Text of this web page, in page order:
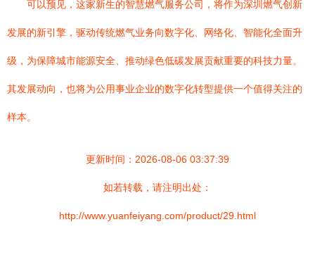
可以预见，这家新生的智慧燃气服务公司，将作为深圳燃气创新
发展的新引擎，驱动传统燃气业务向数字化、网络化、智能化全面升
级，为保障城市能源安全、推动绿色低碳发展贡献重要的科技力量。
其发展动向，也将为公用事业企业的数字化转型提供一个值得关注的
样本。
更新时间：2026-08-06 03:37:39
如若转载，请注明出处：
http://www.yuanfeiyang.com/product/29.html